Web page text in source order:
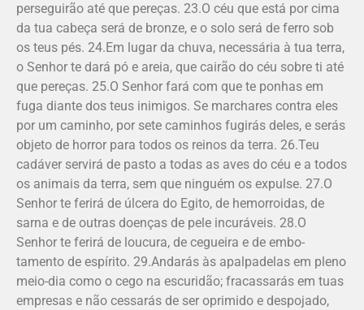
perseguirão até que pereças. 23.O céu que está por cima
da tua cabeça será de bronze, e o solo será de ferro sob
os teus pés. 24.Em lugar da chuva, necessária à tua terra,
o Senhor te dará pó e areia, que cairão do céu sobre ti até
que pereças. 25.O Senhor fará com que te ponhas em
fuga diante dos teus inimigos. Se marchares contra eles
por um caminho, por sete caminhos fugirás deles, e serás
objeto de horror para todos os reinos da terra. 26.Teu
cadáver servirá de pasto a todas as aves do céu e a todos
os animais da terra, sem que ninguém os expulse. 27.O
Senhor te ferirá de úlcera do Egito, de hemorroidas, de
sarna e de outras doenças de pele incuráveis. 28.O
Senhor te ferirá de loucura, de cegueira e de embo­
tamento de espírito. 29.Andarás às apalpadelas em pleno
meio-dia como o cego na escuridão; fracassarás em tuas
empresas e não cessarás de ser oprimido e despojado,